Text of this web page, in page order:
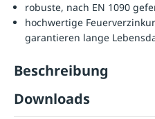
robuste, nach EN 1090
hochwertige
garantieren lange
Beschreibung
Downloads